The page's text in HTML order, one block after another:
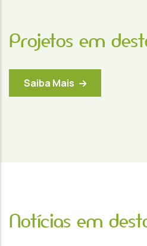
Projetos em
Saiba Mais
Notícias em